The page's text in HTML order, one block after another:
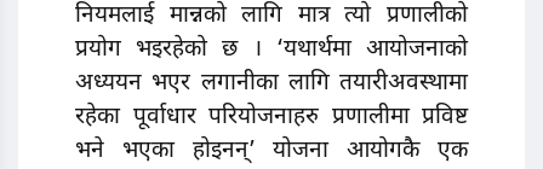
नियमलाई मान्नको लागि मात्र त्यो प्रणालीको
प्रयोग भइरहेको छ । ‘यथार्थमा आयोजनाको
अध्ययन भएर लगानीका लागि तयारीअवस्थामा
रहेका पूर्वाधार परियाेजनाहरु प्रणालीमा प्रविष्ट
भने भएका होइनन्’ योजना आयोगकै एक